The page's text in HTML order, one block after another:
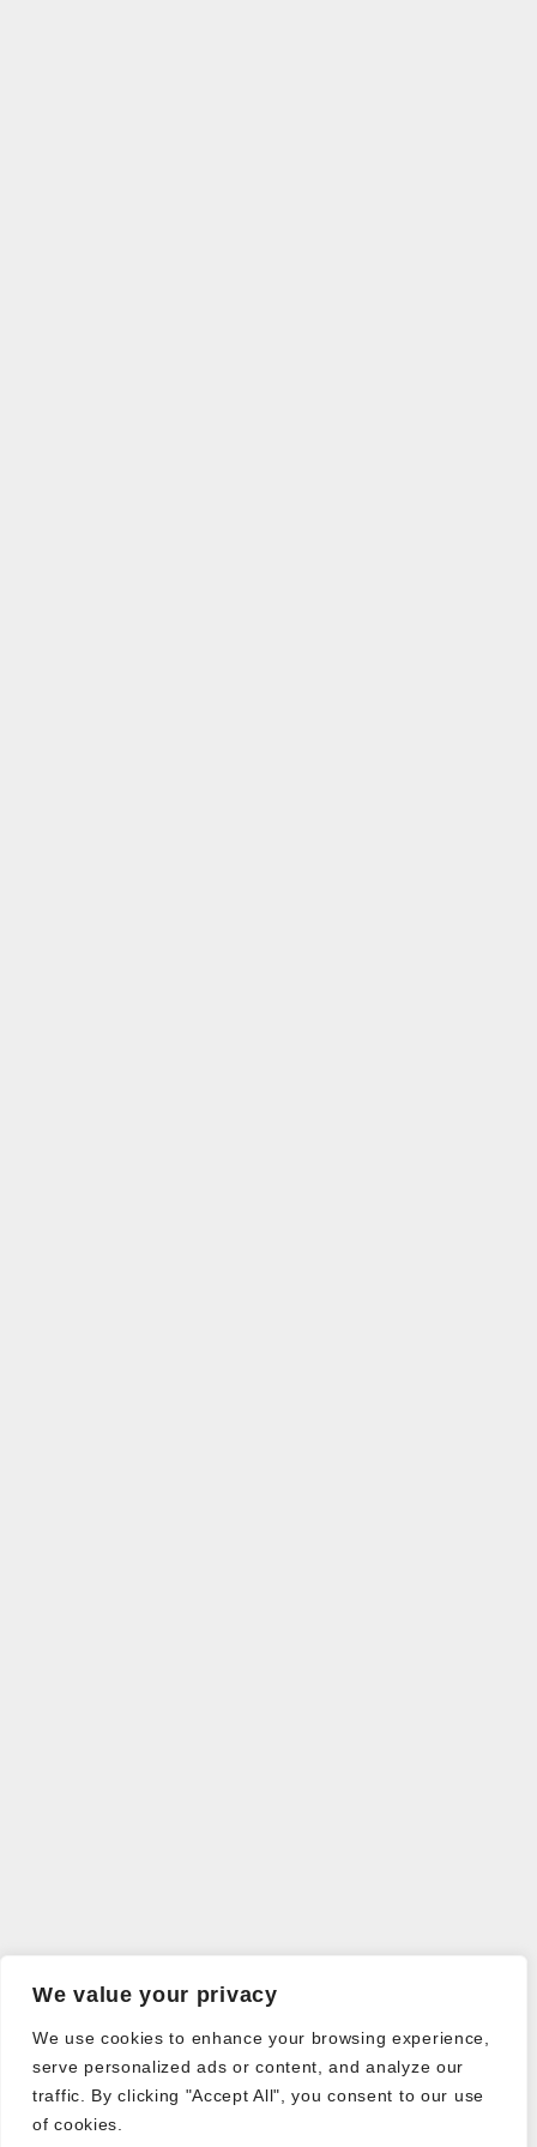
We value your privacy
We use cookies to enhance your browsing experience,
serve personalized ads or content, and analyze our
traffic. By clicking "Accept All", you consent to our use
of cookies.